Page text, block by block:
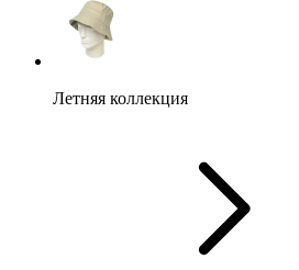
Летняя коллекция